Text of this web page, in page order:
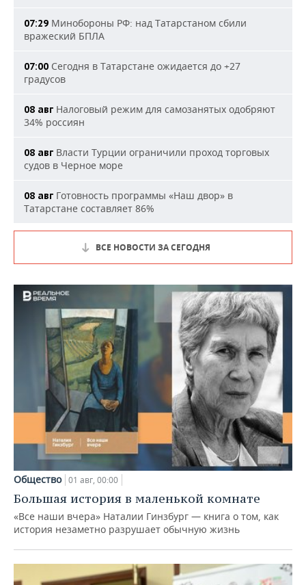
07:29 Минобороны РФ: над Татарстаном сбили
вражеский БПЛА
07:00 Сегодня в Татарстане ожидается до +27
градусов
08 авг Налоговый режим для самозанятых одобряют
34% россиян
08 авг Власти Турции ограничили проход торговых
судов в Черное море
08 авг Готовность программы «Наш двор» в
Татарстане составляет 86%
ВСЕ НОВОСТИ ЗА СЕГОДНЯ
Общество 01 авг, 00:00
Большая история в маленькой комнате
«Все наши вчера» Наталии Гинзбург — книга о том, как
история незаметно разрушает обычную жизнь